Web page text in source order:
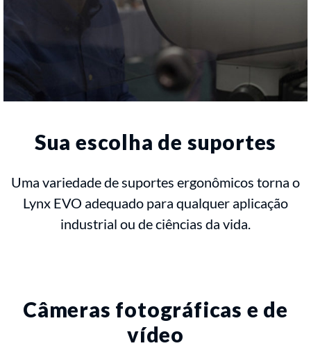
Sua escolha de suportes
Uma variedade de suportes ergonômicos torna o
Lynx EVO adequado para qualquer aplicação
industrial ou de ciências da vida.
Câmeras fotográficas e de
vídeo